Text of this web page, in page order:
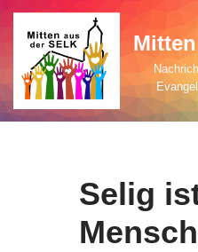
Zum
Inhalt
springen
Selig